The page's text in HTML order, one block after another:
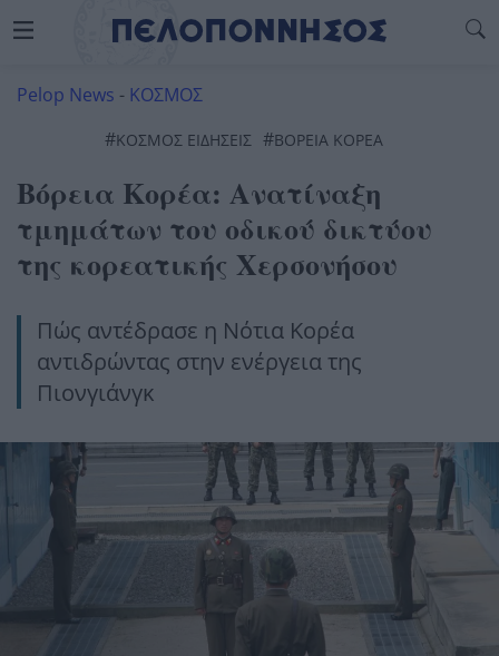
Pelop News - ΚΟΣΜΟΣ
#ΚΟΣΜΟΣ ΕΙΔΗΣΕΙΣ #ΒΌΡΕΙΑ ΚΟΡΈΑ
Βόρεια Κορέα: Ανατίναξη
τμημάτων του οδικού δικτύου
της κορεατικής Χερσονήσου
Πώς αντέδρασε η Νότια Κορέα
αντιδρώντας στην ενέργεια της
Πιονγιάνγκ